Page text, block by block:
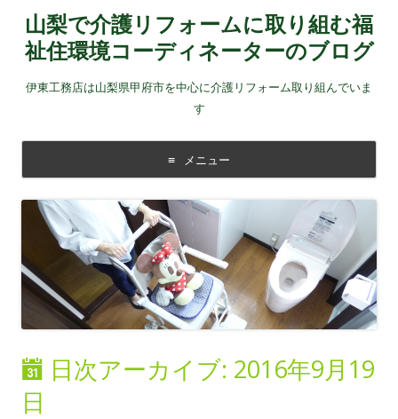
山梨で介護リフォームに取り組む福
祉住環境コーディネーターのブログ
伊東工務店は山梨県甲府市を中心に介護リフォーム取り組んでいま
す
メニュー
コンテンツに移動する
日次アーカイブ: 2016年9月19
日